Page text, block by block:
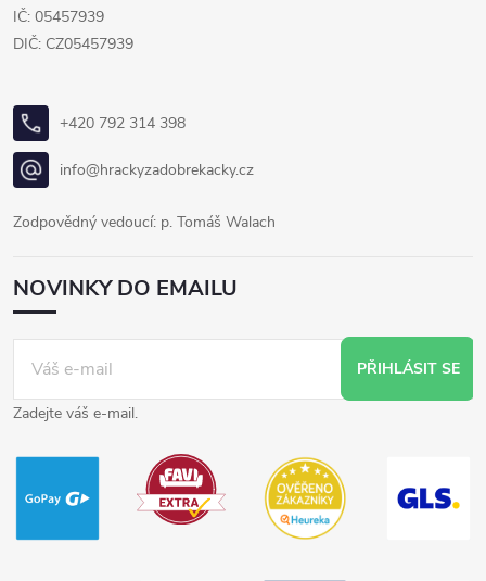
IČ: 05457939
DIČ: CZ05457939
+420 792 314 398
info@hrackyzadobrekacky.cz
Zodpovědný vedoucí: p. Tomáš Walach
NOVINKY DO EMAILU
PŘIHLÁSIT SE
Zadejte váš e-mail.